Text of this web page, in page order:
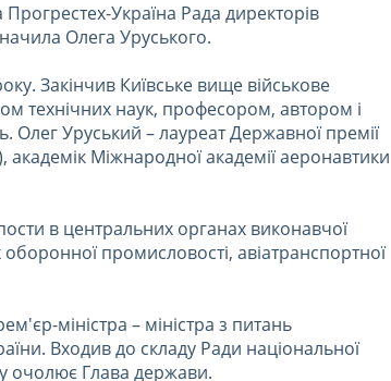
Україна Рада директорів
Олега Уруського.
Закінчив Київське вище військове
технічних наук, професором, автором і
Олег Уруський – лауреат Державної премії
академік Міжнародної академії аеронавтики
в центральних органах виконавчої
промисловості, авіатранспортної
міністра – міністра з питань
Входив до складу Ради національної
очолює Глава держави.